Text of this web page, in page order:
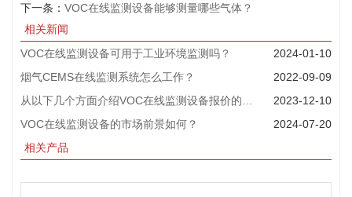
下一条： VOC在线监测设备能够测量哪些气体？
相关新闻
VOC在线监测设备可用于工业环境监测吗？
2024-01-10
烟气CEMS在线监测系统怎么工作？
2022-09-09
2023-12-10
VOC在线监测设备的市场前景如何？
2024-07-20
相关产品